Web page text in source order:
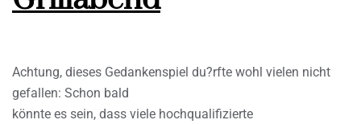
Achtung, dieses Gedankenspiel du?rfte wohl vielen nicht
gefallen: Schon bald
könnte es sein, dass viele hochqualifizierte